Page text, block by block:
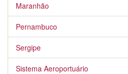
Maranhão
Pernambuco
Sergipe
Sistema Aeroportuário